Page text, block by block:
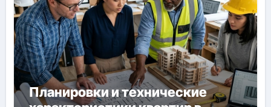
Планировки и технические